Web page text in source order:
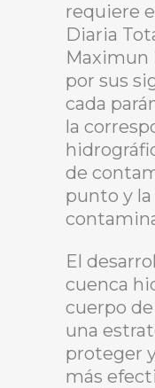
requiere
Diaria
Maximun
por sus
cada
la
de
punto y
El
cuenca
cuerpo
una
proteger
más